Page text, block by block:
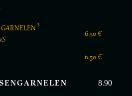
GARNELENB
6.50 €
6.50 €
8.90